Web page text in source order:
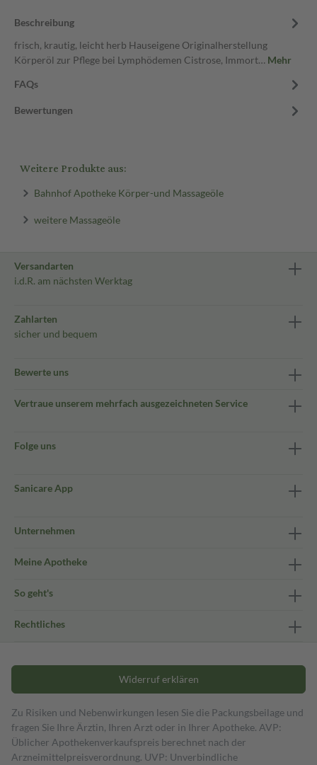
Beschreibung
frisch, krautig, leicht herb Hauseigene Originalherstellung
Körperöl zur Pflege bei Lymphödemen Cistrose, Immort… Mehr
FAQs
Bewertungen
Weitere Produkte aus:
Bahnhof Apotheke Körper-und Massageöle
weitere Massageöle
Versandarten
i.d.R. am nächsten Werktag
Zahlarten
sicher und bequem
Bewerte uns
Vertraue unserem mehrfach ausgezeichneten Service
Folge uns
Sanicare App
Unternehmen
Meine Apotheke
So geht's
Rechtliches
Widerruf erklären
Zu Risiken und Nebenwirkungen lesen Sie die Packungsbeilage und
fragen Sie Ihre Ärztin, Ihren Arzt oder in Ihrer Apotheke. AVP:
Üblicher Apothekenverkaufspreis berechnet nach der
Arzneimittelpreisverordnung. UVP: Unverbindliche